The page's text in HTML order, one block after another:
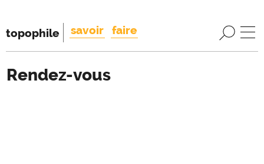
topophile savoir faire
Rendez-vous